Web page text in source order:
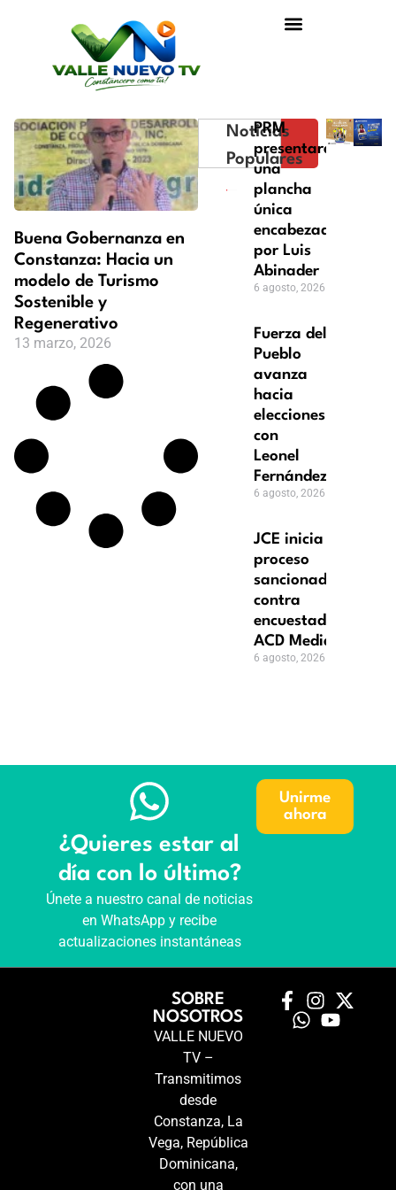
Buena Gobernanza en
Constanza: Hacia un
modelo de Turismo
Sostenible y
Regenerativo
13 marzo, 2026
Noticias
Populares
PRM
presentará
una
plancha
única
encabezada
por Luis
Abinader
6 agosto, 2026
Fuerza del
Pueblo
avanza
hacia
elecciones
con
Leonel
Fernández
6 agosto, 2026
JCE inicia
proceso
sancionador
contra
encuestadora
ACD Media
6 agosto, 2026
¿Quieres estar al
día con lo último?
Únete a nuestro canal de noticias
en WhatsApp y recibe
actualizaciones instantáneas
Unirme
ahora
SOBRE
NOSOTROS
VALLE NUEVO
TV –
Transmitimos
desde
Constanza, La
Vega, República
Dominicana,
con una